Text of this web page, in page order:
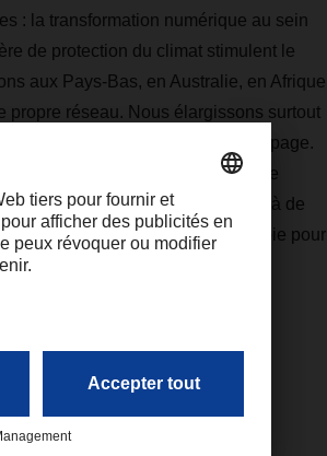
: la transformation numérique au sein
de protection du climat stimulent le
aux Pays-Bas, en Australie, en Afrique
propre réseau. Nous élargissons surtout
à l'échelle mondiale pour le groupage.
du fret aérien et maritime avec le
tangibles persuadent déjà de
nous sommes sur la bonne voie pour